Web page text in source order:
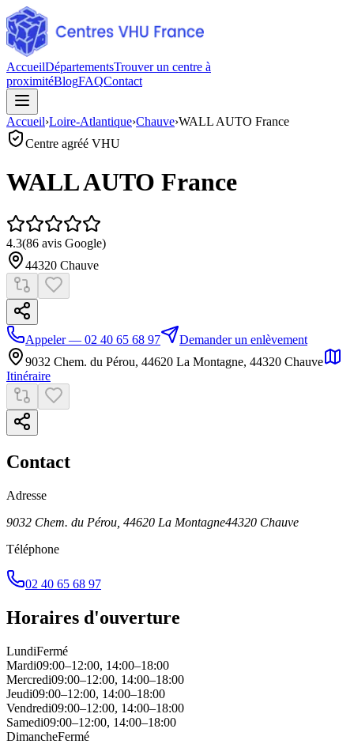
AccueilDépartementsTrouver un centre à
proximitéBlogFAQContact
Accueil›Loire-Atlantique›Chauve›WALL AUTO France
Centre agréé VHU
WALL AUTO France
4.3(86 avis Google)
44320 Chauve
Appeler — 02 40 65 68 97
Demander un enlèvement
9032 Chem. du Pérou, 44620 La Montagne, 44320 Chauve
Itinéraire
Contact
Adresse
9032 Chem. du Pérou, 44620 La Montagne44320 Chauve
Téléphone
02 40 65 68 97
Horaires d'ouverture
LundiFermé
Mardi09:00–12:00, 14:00–18:00
Mercredi09:00–12:00, 14:00–18:00
Jeudi09:00–12:00, 14:00–18:00
Vendredi09:00–12:00, 14:00–18:00
Samedi09:00–12:00, 14:00–18:00
DimancheFermé